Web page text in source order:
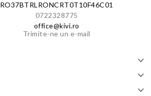
RO37BTRLRONCRT0T10F46C01
0722328775
office@kivi.ro
Trimite-ne un e-mail